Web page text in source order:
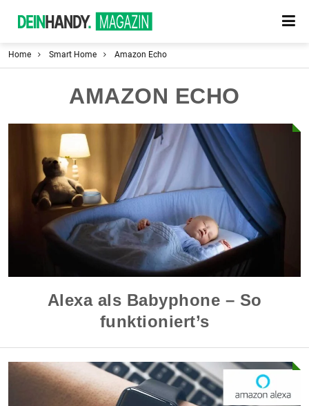
Home Smart Home Amazon Echo
AMAZON ECHO
Alexa als Babyphone – So
funktioniert’s